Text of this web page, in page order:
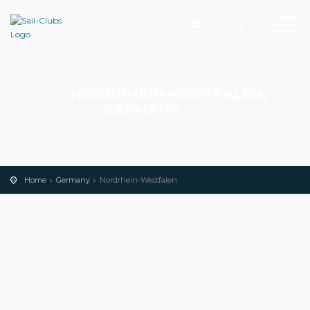
Home Germany Nordrhein-Westfalen